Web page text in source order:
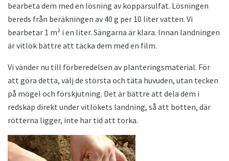
bearbeta dem med en lösning av kopparsulfat. Lösningen
bereds från beräkningen av 40 g per 10 liter vatten. Vi
bearbetar 1 m² i en liter. Sängarna är klara. Innan landningen
är vitlök bättre att täcka dem med en film.
Vi vänder nu till förberedelsen av planteringsmaterial. För
att göra detta, välj de största och täta huvuden, utan tecken
på mögel och förskjutning. Det är bättre att dela dem i
redskap direkt under vitlökets landning, så att botten, där
rötterna ligger, inte har tid att torka.